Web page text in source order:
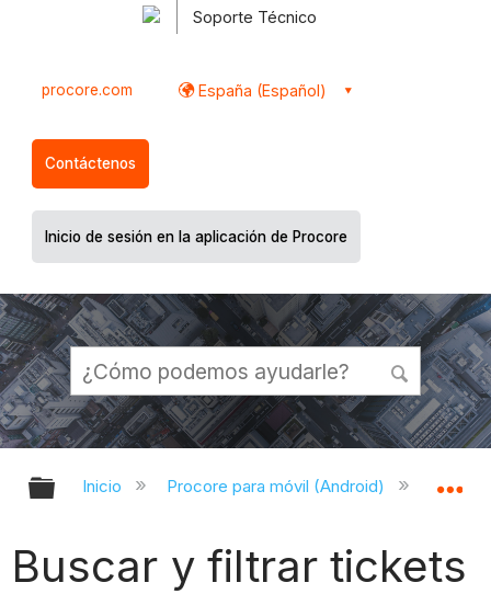
Soporte Técnico
procore.com España (Español)
Contáctenos
Inicio de sesión en la aplicación de Procore
Expandir/contraer jerarquía global
Inicio Procore para móvil (Android)
Buscar y filtrar tickets